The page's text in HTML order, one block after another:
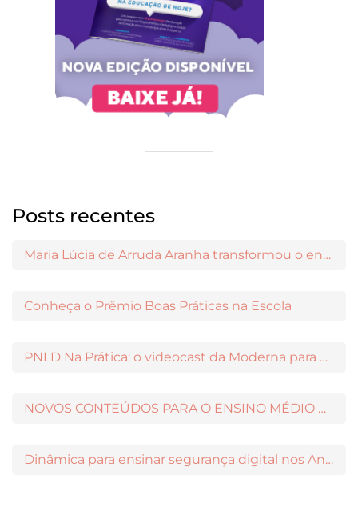
Posts recentes
Maria Lúcia de Arruda Aranha transformou o ensino de Filosofia no Brasil
Conheça o Prêmio Boas Práticas na Escola
PNLD Na Prática: o videocast da Moderna para apoiar a escolha das obras aprovadas
NOVOS CONTEÚDOS PARA O ENSINO MÉDIO DISPONÍVEIS NO MODERNAMIGOS
Dinâmica para ensinar segurança digital nos Anos Iniciais